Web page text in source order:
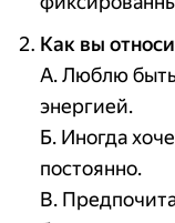
Как вы
А. Люблю
энергией.
Б. Иногда
постоянно.
В.